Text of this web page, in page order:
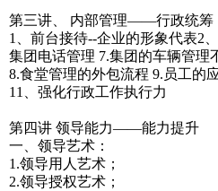
第三讲、 内部管理——行政统筹
1、前台接待--企业的形象代表2
集团电话管理 7.集团的车辆管理
8.食堂管理的外包流程 9.员工的
11、强化行政工作执行力
第四讲 领导能力——能力提升
一、领导艺术：
1.领导用人艺术；
2.领导授权艺术；